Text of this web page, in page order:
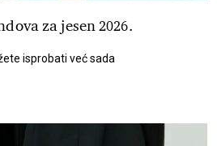
za jesen 2026.
isprobati već sada